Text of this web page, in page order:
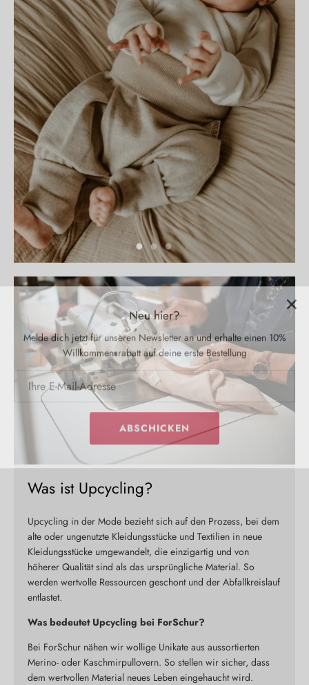
Was ist Upcycling?
Upcycling in der Mode bezieht sich auf den Prozess, bei dem
alte oder ungenutzte Kleidungsstücke und Textilien in neue
Kleidungsstücke umgewandelt, die einzigartig und von
höherer Qualität sind als das ursprüngliche Material. So
werden wertvolle Ressourcen geschont und der Abfallkreislauf
entlastet.
Was bedeutet Upcycling bei ForSchur?
Bei ForSchur nähen wir wollige Unikate aus aussortierten
Merino- oder Kaschmirpullovern. So stellen wir sicher, dass
dem wertvollen Material neues Leben eingehaucht wird.
Neu hier?
Melde dich jetzt für unseren Newsletter an und erhalte einen 10%
Willkommensrabatt auf deine erste Bestellung
ABSCHICKEN